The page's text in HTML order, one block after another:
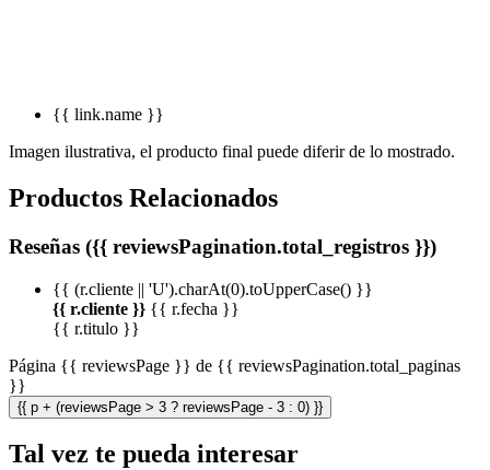
{{ link.name }}
Imagen ilustrativa, el producto final puede diferir de lo mostrado.
Productos Relacionados
Reseñas ({{ reviewsPagination.total_registros }})
{{ (r.cliente || 'U').charAt(0).toUpperCase() }}
{{ r.cliente }} {{ r.fecha }}
{{ r.titulo }}
Página {{ reviewsPage }} de {{ reviewsPagination.total_paginas
}}
{{ p + (reviewsPage > 3 ? reviewsPage - 3 : 0) }}
Tal vez te pueda interesar